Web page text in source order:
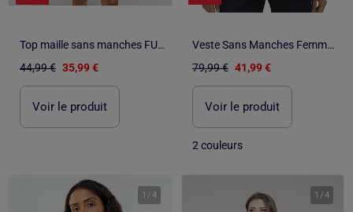
Top maille sans manches FUTESS
44,99 € 35,99 €
Voir le produit
Veste Sans Manches Femme Vero Moda
79,99 € 41,99 €
Voir le produit
2 couleurs
1 /4 1 /4